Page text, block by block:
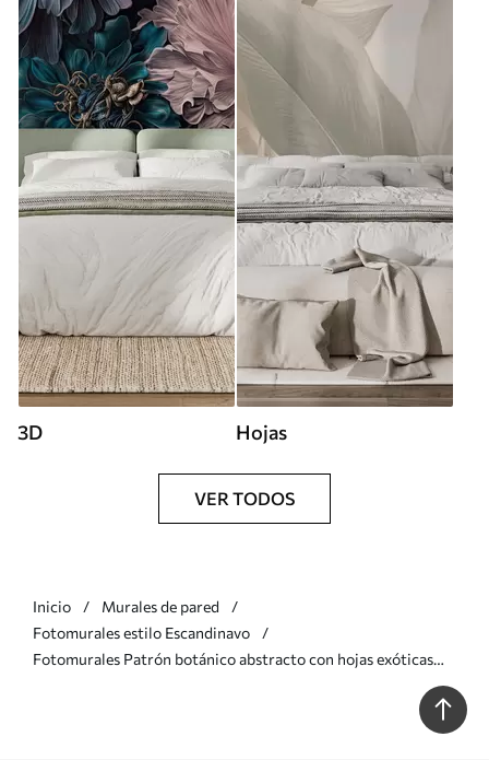
3D Hojas
VER TODOS
Inicio
Murales de pared
Fotomurales estilo Escandinavo
Fotomurales Patrón botánico abstracto con hojas exóticas